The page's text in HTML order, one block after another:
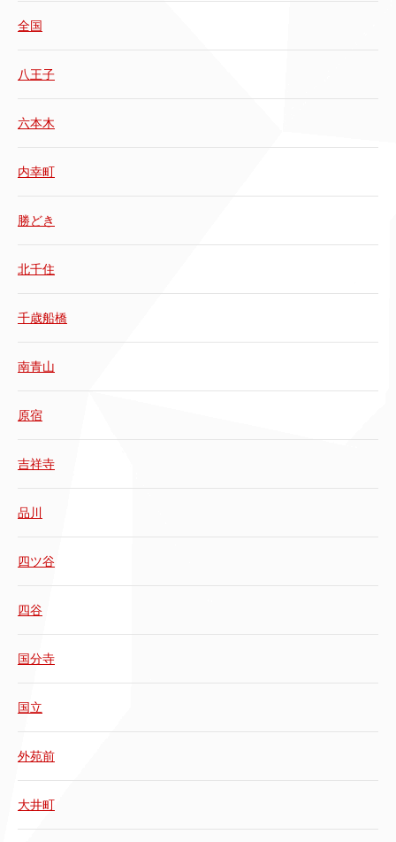
全国
八王子
六本木
内幸町
勝どき
北千住
千歳船橋
南青山
原宿
吉祥寺
品川
四ツ谷
四谷
国分寺
国立
外苑前
大井町